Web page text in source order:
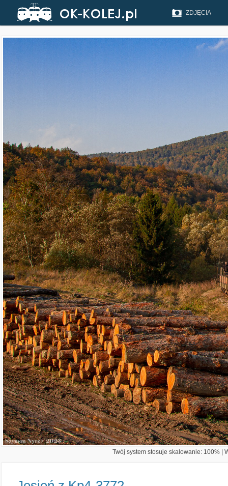
ZDJĘCIA
Twój system stosuje skalowanie: 100% |